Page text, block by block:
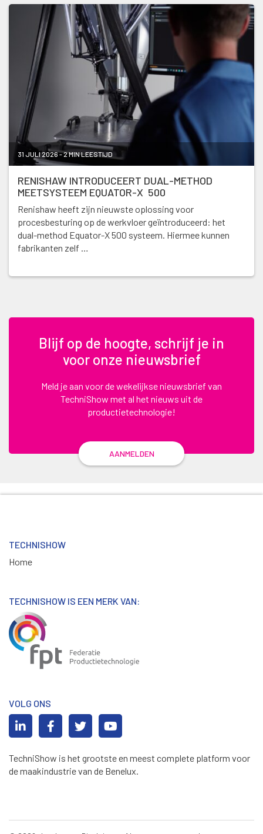
31 JULI 2026 - 2 MIN LEESTIJD
RENISHAW INTRODUCEERT DUAL-METHOD
MEETSYSTEEM EQUATOR-X 500
Renishaw heeft zijn nieuwste oplossing voor
procesbesturing op de werkvloer geïntroduceerd: het
dual-method Equator-X 500 systeem. Hiermee kunnen
fabrikanten zelf …
Blijf op de hoogte, schrijf je in
voor onze nieuwsbrief
Meld je aan voor de wekelijkse nieuwsbrief van
TechniShow met al het nieuws uit de
productietechnologie!
AANMELDEN
TECHNISHOW
Home
TECHNISHOW IS EEN MERK VAN:
VOLG ONS
TechniShow is het grootste en meest complete platform voor
de maakindustrie van de Benelux.